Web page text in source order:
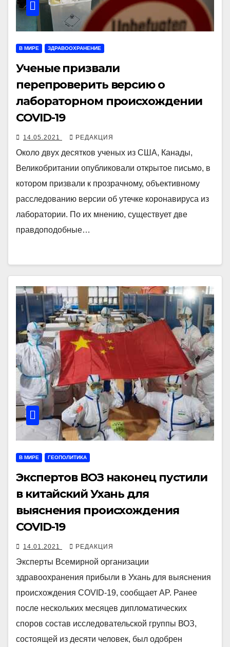
В МИРЕ ЗДРАВООХРАНЕНИЕ
Ученые призвали
перепроверить версию о
лабораторном происхождении
COVID-19
14.05.2021 РЕДАКЦИЯ
Около двух десятков ученых из США, Канады,
Великобритании опубликовали открытое письмо, в
котором призвали к прозрачному, объективному
расследованию версии об утечке коронавируса из
лаборатории. По их мнению, существует две
правдоподобные…
В МИРЕ ГЕОПОЛИТИКА
Экспертов ВОЗ наконец пустили
в китайский Ухань для
выяснения происхождения
COVID-19
14.01.2021 РЕДАКЦИЯ
Эксперты Всемирной организации
здравоохранения прибыли в Ухань для выяснения
происхождения COVID-19, сообщает AP. Ранее
после нескольких месяцев дипломатических
споров состав исследовательской группы ВОЗ,
состоящей из десяти человек, был одобрен